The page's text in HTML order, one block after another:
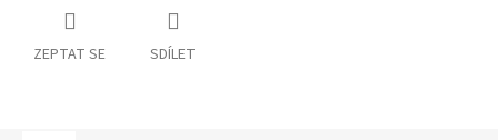
ZEPTAT SE SDÍLET